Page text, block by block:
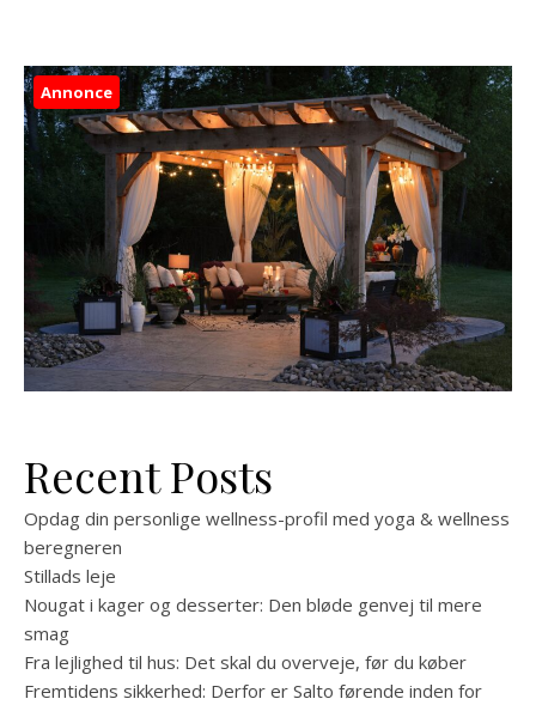
Annonce
Recent Posts
Opdag din personlige wellness-profil med yoga & wellness
beregneren
Stillads leje
Nougat i kager og desserter: Den bløde genvej til mere
smag
Fra lejlighed til hus: Det skal du overveje, før du køber
Fremtidens sikkerhed: Derfor er Salto førende inden for